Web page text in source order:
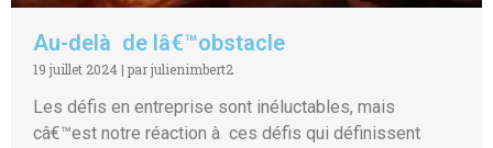
Au-delà de lâ€™obstacle
19 juillet 2024 | par julienimbert2
Les défis en entreprise sont inéluctables, mais
câ€™est notre réaction à ces défis qui définissent